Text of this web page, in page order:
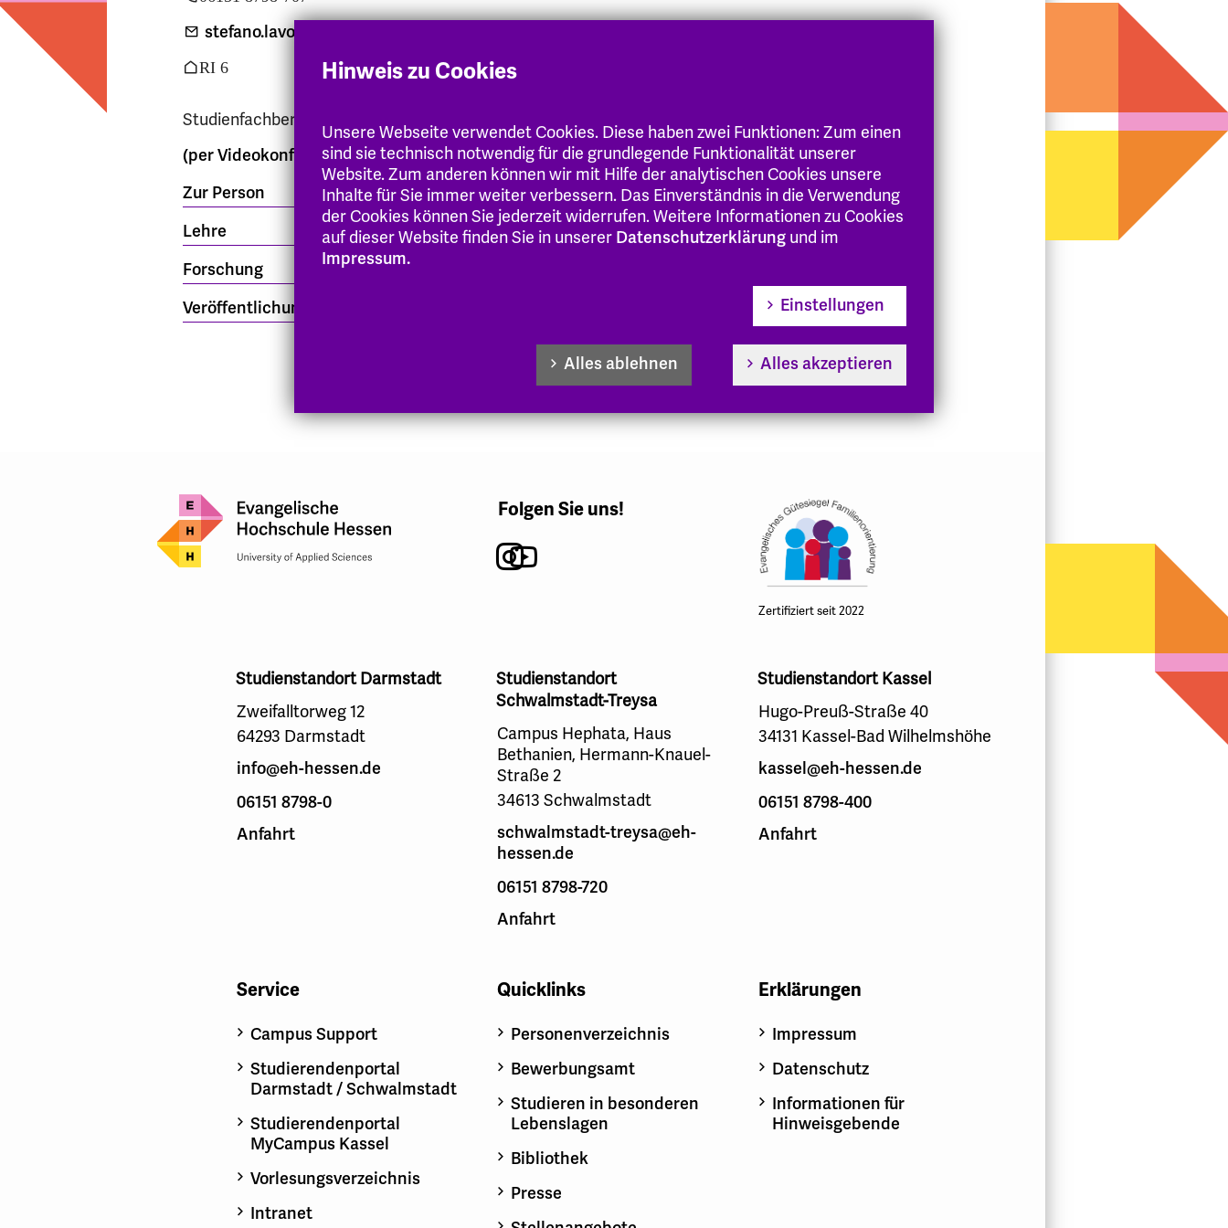
stefano.lavorano
RI 6
Studienfachberatung: Do 12 – 13 Uhr
(per Videokonferenz)
Zur Person
Lehre
Forschung
Veröffentlichungen
Folgen Sie uns!
Instagram
Youtube
Zertifiziert seit 2022
Studienstandort Darmstadt
Zweifalltorweg 12
64293 Darmstadt
info@eh-hessen.de
06151 8798-0
Anfahrt
Studienstandort
Schwalmstadt-Treysa
Campus Hephata, Haus
Bethanien, Hermann-Knauel-
Straße 2
34613 Schwalmstadt
schwalmstadt-treysa@eh-
hessen.de
06151 8798-720
Anfahrt
Studienstandort Kassel
Hugo-Preuß-Straße 40
34131 Kassel-Bad Wilhelmshöhe
kassel@eh-hessen.de
06151 8798-400
Anfahrt
Service
Campus Support
Studierendenportal
Darmstadt / Schwalmstadt
Studierendenportal
MyCampus Kassel
Vorlesungsverzeichnis
Intranet
Quicklinks
Personenverzeichnis
Bewerbungsamt
Studieren in besonderen
Lebenslagen
Bibliothek
Presse
Erklärungen
Impressum
Datenschutz
Informationen für
Hinweisgebende
Hinweis zu Cookies
Unsere Webseite verwendet Cookies. Diese haben zwei Funktionen: Zum einen
sind sie technisch notwendig für die grundlegende Funktionalität unserer
Website. Zum anderen können wir mit Hilfe der analytischen Cookies unsere
Inhalte für Sie immer weiter verbessern. Das Einverständnis in die Verwendung
der Cookies können Sie jederzeit widerrufen. Weitere Informationen zu Cookies
auf dieser Website finden Sie in unserer Datenschutzerklärung und im
Impressum.
Einstellungen
Alles ablehnen Alles akzeptieren